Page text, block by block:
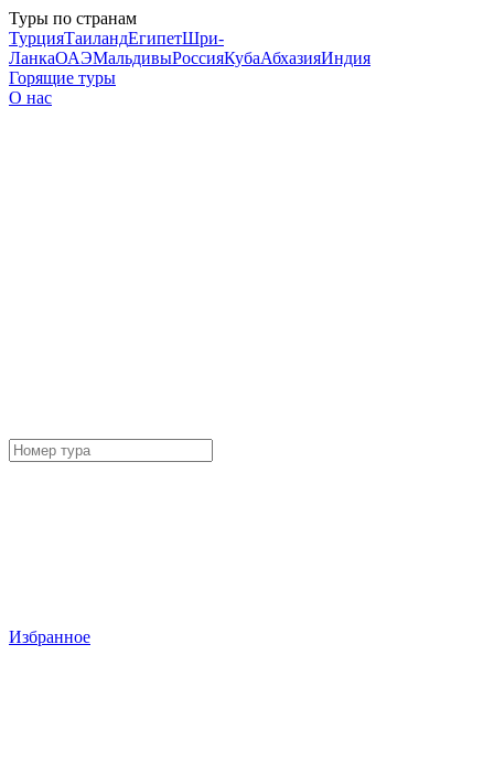
Туры по странам
ТурцияТаиландЕгипетШри-
ЛанкаОАЭМальдивыРоссияКубаАбхазияИндия
Горящие туры
О нас
Избранное